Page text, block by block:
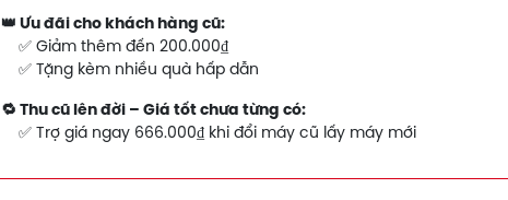
👑 Ưu đãi cho khách hàng cũ:
✅ Giảm thêm đến 200.000₫
✅ Tặng kèm nhiều quà hấp dẫn
🔁 Thu cũ lên đời – Giá tốt chưa từng có:
✅ Trợ giá ngay 666.000₫ khi đổi máy cũ lấy máy mới